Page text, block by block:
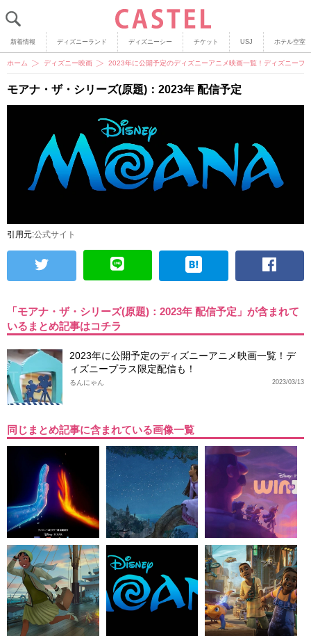
新着情報 ディズニーランド ディズニーシー チケット USJ ホテル空室
ホーム ディズニー映画 2023年に公開予定のディズニーアニメ映画一覧！ディズニープ
モアナ・ザ・シリーズ(原題)：2023年 配信予定
引用元:公式サイト
「モアナ・ザ・シリーズ(原題)：2023年 配信予定」が含まれて
いるまとめ記事はコチラ
2023年に公開予定のディズニーアニメ映画一覧！デ
ィズニープラス限定配信も！
2023/03/13
るんにゃん
同じまとめ記事に含まれている画像一覧